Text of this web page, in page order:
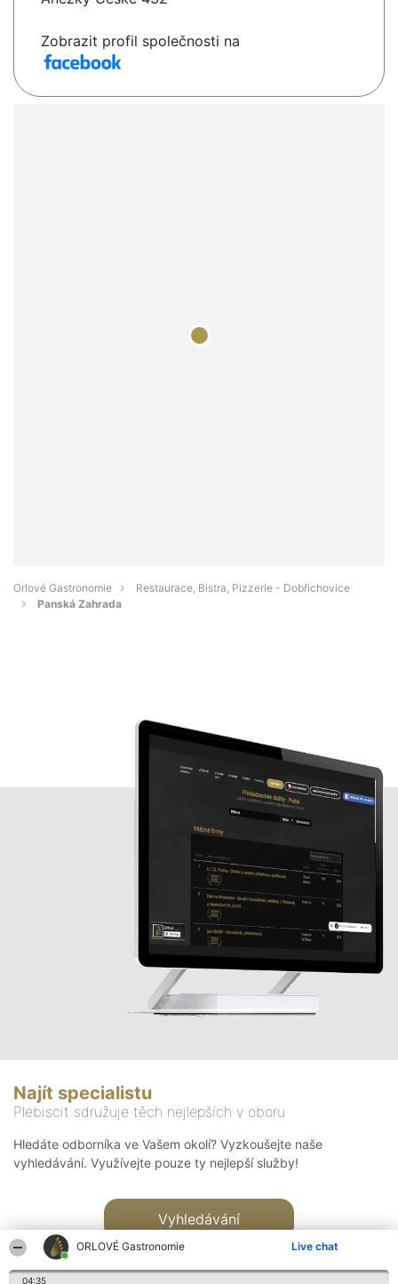
ORLOVÉ Gastronomie Live chat
04:35
Zobrazit profil společnosti na
Orlové Gastronomie
Restaurace, Bistra, Pizzerie - Dobřichovice
Panská Zahrada
Najít specialistu
Plebiscit sdružuje těch nejlepších v oboru
Hledáte odborníka ve Vašem okolí? Vyzkoušejte naše
vyhledávání. Využívejte pouze ty nejlepší služby!
Vyhledávání